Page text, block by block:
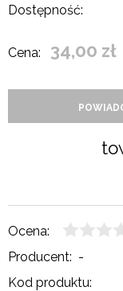
Dostępność:
Cena: 34,00 zł
Ocena:
Producent: -
Kod produktu: